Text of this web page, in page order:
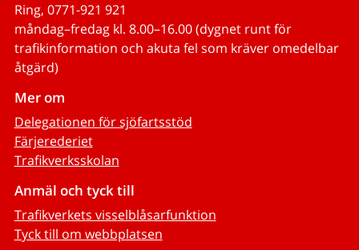
Ring, 0771-921 921
måndag–fredag kl. 8.00–16.00 (dygnet runt för
trafikinformation och akuta fel som kräver omedelbar
åtgärd)
Mer om
Delegationen för sjöfartsstöd
Färjerederiet
Trafikverksskolan
Anmäl och tyck till
Trafikverkets visselblåsarfunktion
Tyck till om webbplatsen